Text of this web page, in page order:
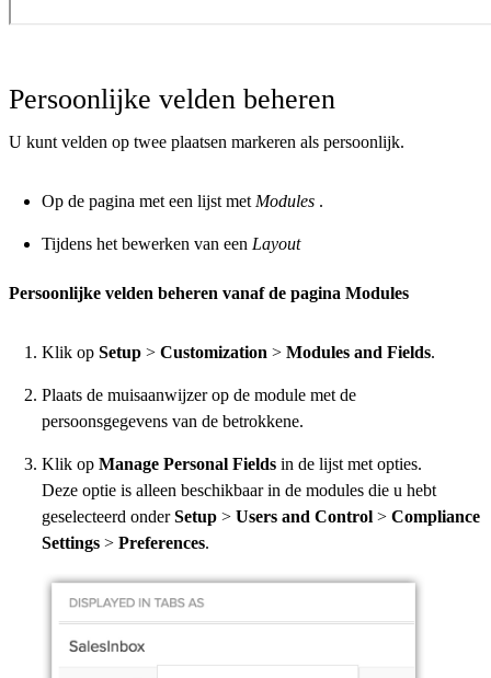
Persoonlijke velden beheren
U kunt velden op twee plaatsen markeren als persoonlijk.
Op de pagina met een lijst met Modules .
Tijdens het bewerken van een Layout
Persoonlijke velden beheren vanaf de pagina Modules
Klik op Setup > Customization > Modules and Fields.
Plaats de muisaanwijzer op de module met de
persoonsgegevens van de betrokkene.
Klik op Manage Personal Fields in de lijst met opties.
Deze optie is alleen beschikbaar in de modules die u hebt
geselecteerd onderSetup > Users and Control > Compliance
Settings > Preferences.